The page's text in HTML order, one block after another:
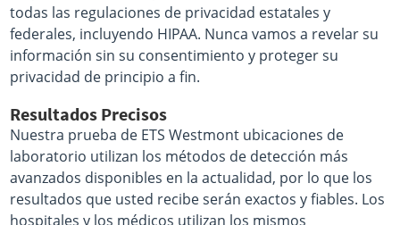
todas las regulaciones de privacidad estatales y
federales, incluyendo HIPAA. Nunca vamos a revelar su
información sin su consentimiento y proteger su
privacidad de principio a fin.
Resultados Precisos
Nuestra prueba de ETS Westmont ubicaciones de
laboratorio utilizan los métodos de detección más
avanzados disponibles en la actualidad, por lo que los
resultados que usted recibe serán exactos y fiables. Los
hospitales y los médicos utilizan los mismos